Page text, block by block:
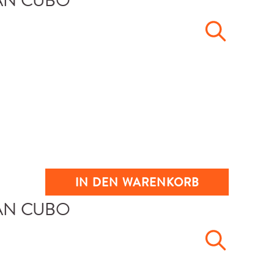
IN DEN WARENKORB